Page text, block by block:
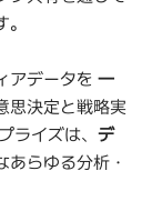
アデータを 一
思決定と戦略実
ライズは、 デ
あらゆる分析・